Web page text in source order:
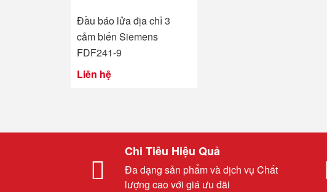
Đầu báo lửa địa chỉ 3
cảm biến Siemens
FDF241-9
Liên hệ
Chi Tiêu Hiệu Quả
Đa dạng sản phẩm và dịch vụ Chất
lượng cao với giá ưu đãi